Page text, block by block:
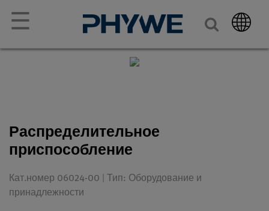
☰
Распределительное
приспособление
Кат.номер 06024-00 | Тип: Оборудование и
принадлежности